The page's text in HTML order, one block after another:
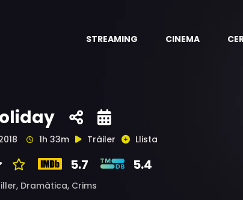
STREAMING CINEMA
1h 33m Tràiler Llista
5.7 5.4
Dramàtica, Crims